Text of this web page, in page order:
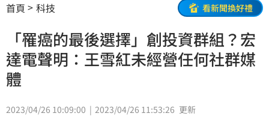
首頁 科技 看新聞換好禮
「罹癌的最後選擇」創投資群組？宏
達電聲明：王雪紅未經營任何社群媒
體
2023/04/26 10:09:00 2023/04/26 11:53:26 更新